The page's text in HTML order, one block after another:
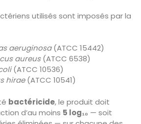
utilisés sont imposés par la
aeruginosa(ATCC 15442)
aureus(ATCC 6538)
(ATCC 10536)
hirae(ATCC 10541)
bactéricide, le produit doit
d’au moins 5 log₁₀ — soit